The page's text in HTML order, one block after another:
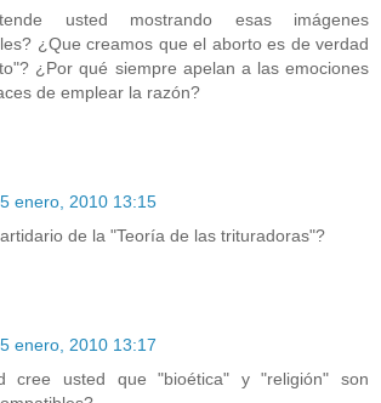
usted mostrando esas imágenes
¿Que creamos que el aborto es de verdad
¿Por qué siempre apelan a las emociones
de emplear la razón?
enero, 2010 13:15
de la "Teoría de las trituradoras"?
enero, 2010 13:17
cree usted que "bioética" y "religión" son